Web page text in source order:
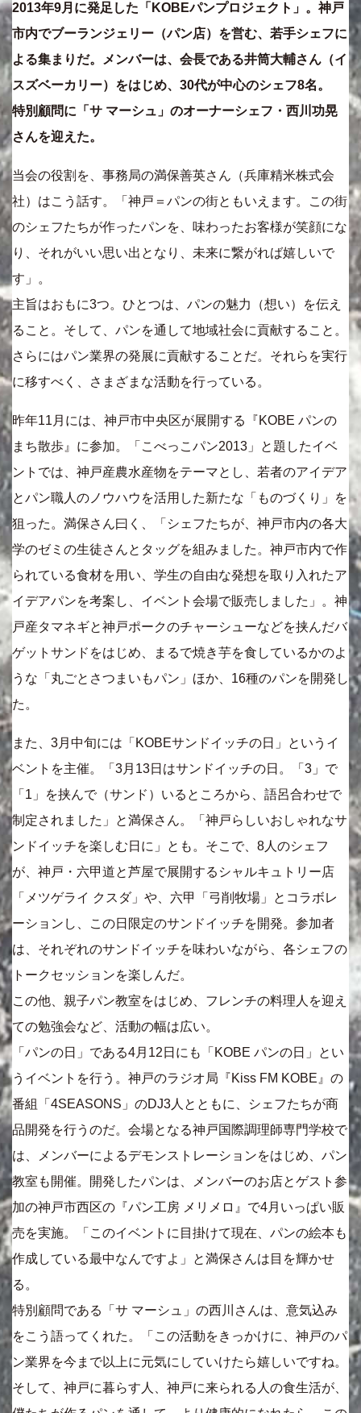
2013年9月に発足した「KOBEパンプロジェクト」。神戸
市内でブーランジェリー（パン店）を営む、若手シェフに
よる集まりだ。メンバーは、会長である井筒大輔さん（イ
スズベーカリー）をはじめ、30代が中心のシェフ8名。
特別顧問に「サ マーシュ」のオーナーシェフ・西川功晃
さんを迎えた。
当会の役割を、事務局の満保善英さん（兵庫精米株式会
社）はこう話す。「神戸＝パンの街ともいえます。この街
のシェフたちが作ったパンを、味わったお客様が笑顔にな
り、それがいい思い出となり、未来に繋がれば嬉しいで
す」。
主旨はおもに3つ。ひとつは、パンの魅力（想い）を伝え
ること。そして、パンを通して地域社会に貢献すること。
さらにはパン業界の発展に貢献することだ。それらを実行
に移すべく、さまざまな活動を行っている。
昨年11月には、神戸市中央区が展開する『KOBE パンの
まち散歩』に参加。「こべっこパン2013」と題したイベ
ントでは、神戸産農水産物をテーマとし、若者のアイデア
とパン職人のノウハウを活用した新たな「ものづくり」を
狙った。満保さん曰く、「シェフたちが、神戸市内の各大
学のゼミの生徒さんとタッグを組みました。神戸市内で作
られている食材を用い、学生の自由な発想を取り入れたア
イデアパンを考案し、イベント会場で販売しました」。神
戸産タマネギと神戸ポークのチャーシューなどを挟んだバ
ゲットサンドをはじめ、まるで焼き芋を食しているかのよ
うな「丸ごとさつまいもパン」ほか、16種のパンを開発し
た。
また、3月中旬には「KOBEサンドイッチの日」というイ
ベントを主催。「3月13日はサンドイッチの日。「3」で
「1」を挟んで（サンド）いるところから、語呂合わせで
制定されました」と満保さん。「神戸らしいおしゃれなサ
ンドイッチを楽しむ日に」とも。そこで、8人のシェフ
が、神戸・六甲道と芦屋で展開するシャルキュトリー店
「メツゲライ クスダ」や、六甲「弓削牧場」とコラボレ
ーションし、この日限定のサンドイッチを開発。参加者
は、それぞれのサンドイッチを味わいながら、各シェフの
トークセッションを楽しんだ。
この他、親子パン教室をはじめ、フレンチの料理人を迎え
ての勉強会など、活動の幅は広い。
「パンの日」である4月12日にも「KOBE パンの日」とい
うイベントを行う。神戸のラジオ局『Kiss FM KOBE』の
番組「4SEASONS」のDJ3人とともに、シェフたちが商
品開発を行うのだ。会場となる神戸国際調理師専門学校で
は、メンバーによるデモンストレーションをはじめ、パン
教室も開催。開発したパンは、メンバーのお店とゲスト参
加の神戸市西区の『パン工房 メリメロ』で4月いっぱい販
売を実施。「このイベントに目掛けて現在、パンの絵本も
作成している最中なんですよ」と満保さんは目を輝かせ
る。
特別顧問である「サ マーシュ」の西川さんは、意気込み
をこう語ってくれた。「この活動をきっかけに、神戸のパ
ン業界を今まで以上に元気にしていけたら嬉しいですね。
そして、神戸に暮らす人、神戸に来られる人の食生活が、